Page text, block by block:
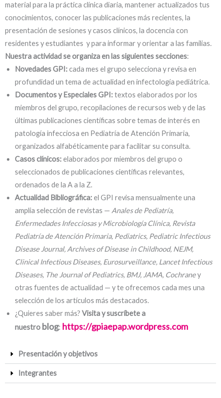
material para la práctica clínica diaria, mantener actualizados tus
conocimientos, conocer las publicaciones más recientes, la
presentación de sesiones y casos clínicos, la docencia con
residentes y estudiantes y para informar y orientar a las familias.
Nuestra actividad se organiza en las siguientes secciones:
Novedades GPI:cada mes el grupo selecciona y revisa en
profundidad un tema de actualidad en infectología pediátrica.
Documentos y Especiales GPI:textos elaborados por los
miembros del grupo, recopilaciones de recursos web y de las
últimas publicaciones científicas sobre temas de interés en
patología infecciosa en Pediatría de Atención Primaria,
organizados alfabéticamente para facilitar su consulta.
Casos clínicos:elaborados por miembros del grupo o
seleccionados de publicaciones científicas relevantes,
ordenados de la A a la Z.
Actualidad Bibliográfica:el GPI revisa mensualmente una
amplia selección de revistas — Anales de Pediatría,
Enfermedades Infecciosas y Microbiología Clínica, Revista
Pediatría de Atención Primaria, Pediatrics, Pediatric Infectious
Disease Journal, Archives of Disease in Childhood, NEJM,
Clinical Infectious Diseases, Eurosurveillance, Lancet Infectious
Diseases, The Journal of Pediatrics, BMJ, JAMA, Cochraney
otras fuentes de actualidad — y te ofrecemos cada mes una
selección de los artículos más destacados.
¿Quieres saber más? Visita y suscríbete a
nuestro blog: https://gpiaepap.wordpress.com
Presentación y objetivos
Integrantes